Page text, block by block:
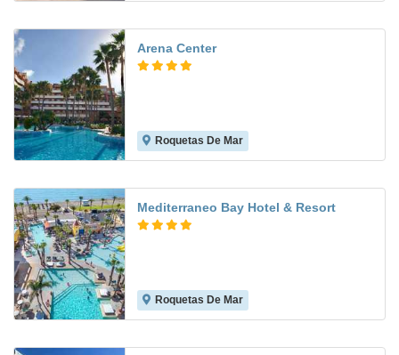
Arena Center
Roquetas De Mar
Mediterraneo Bay Hotel & Resort
Roquetas De Mar